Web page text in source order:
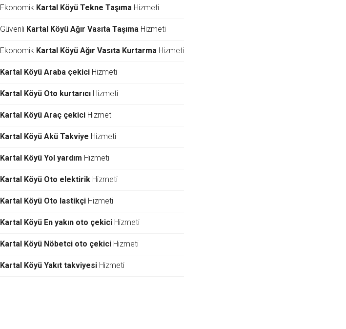
Ekonomik Kartal Köyü Tekne Taşıma Hizmeti
Güvenli Kartal Köyü Ağır Vasıta Taşıma Hizmeti
Ekonomik Kartal Köyü Ağır Vasıta Kurtarma Hizmeti
Kartal Köyü Araba çekici Hizmeti
Kartal Köyü Oto kurtarıcı Hizmeti
Kartal Köyü Araç çekici Hizmeti
Kartal Köyü Akü Takviye Hizmeti
Kartal Köyü Yol yardım Hizmeti
Kartal Köyü Oto elektirik Hizmeti
Kartal Köyü Oto lastikçi Hizmeti
Kartal Köyü En yakın oto çekici Hizmeti
Kartal Köyü Nöbetci oto çekici Hizmeti
Kartal Köyü Yakıt takviyesi Hizmeti